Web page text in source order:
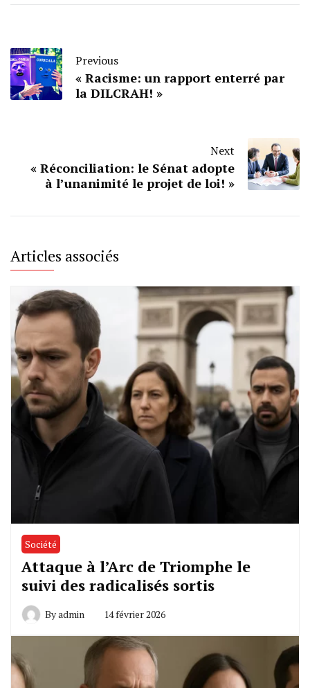
Previous
« Racisme: un rapport enterré par
la DILCRAH! »
Next
« Réconciliation: le Sénat adopte
à l’unanimité le projet de loi! »
Articles associés
Société
Attaque à l’Arc de Triomphe le
suivi des radicalisés sortis
Byadmin 14 février 2026